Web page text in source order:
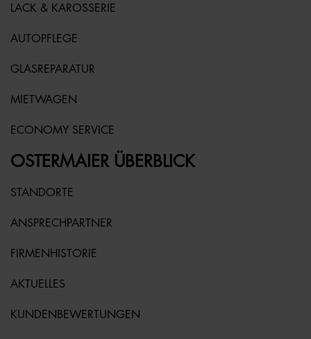
LACK & KAROSSERIE
AUTOPFLEGE
GLASREPARATUR
MIETWAGEN
ECONOMY SERVICE
OSTERMAIER ÜBERBLICK
STANDORTE
ANSPRECHPARTNER
FIRMENHISTORIE
AKTUELLES
KUNDENBEWERTUNGEN